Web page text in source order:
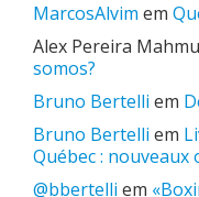
MarcosAlvim em
Alex Pereira
somos?
Bruno Bertelli em
Bruno Bertelli em
Québec :
@bbertelli em